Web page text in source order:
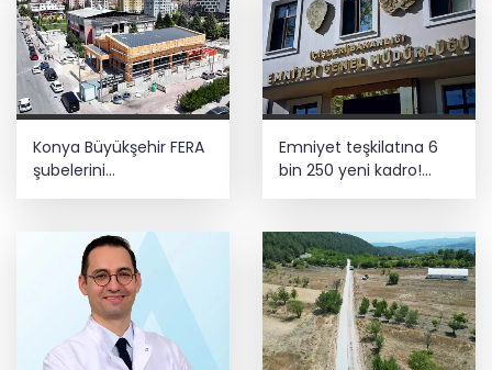
Konya Büyükşehir FERA
şubelerini
yaygınlaştırıyor
Emniyet teşkilatına 6
bin 250 yeni kadro!
Detaylar belli oldu